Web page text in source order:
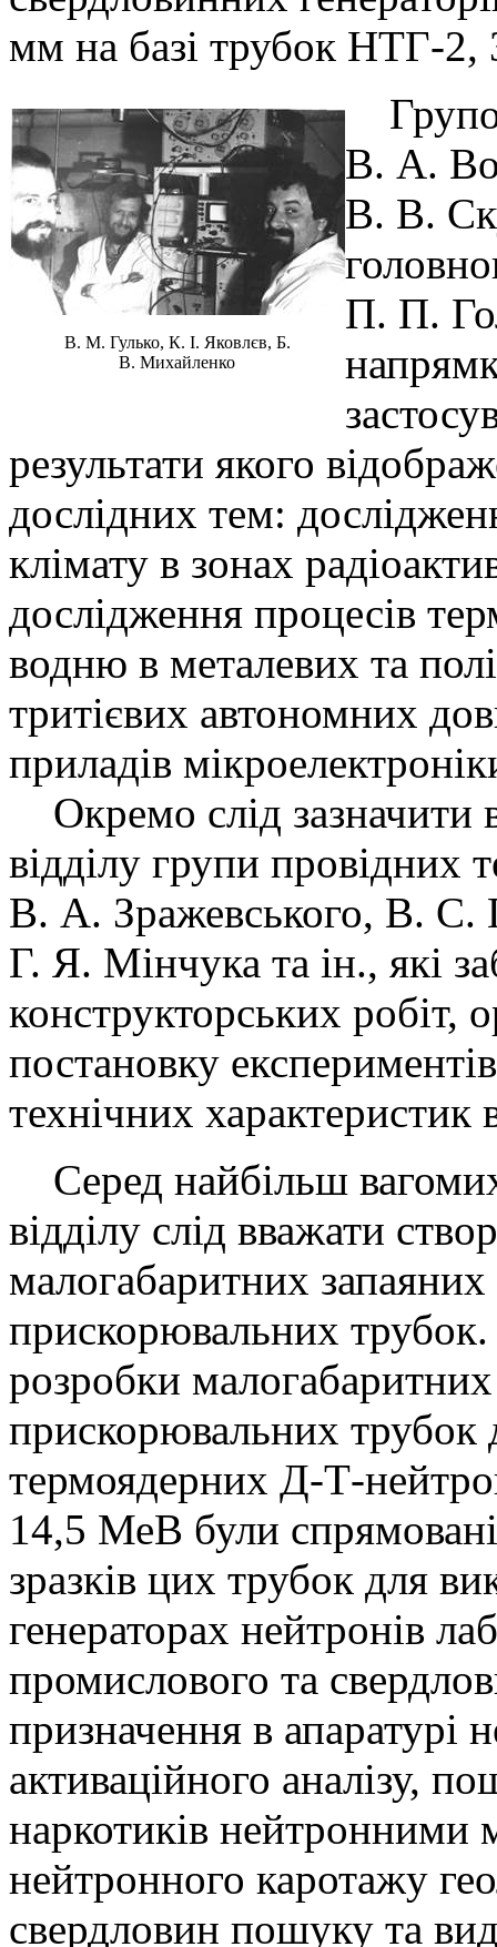
мм на базі трубок НТГ-2,
В. М. Гулько, К. І. Яковлєв, Б.
В. Михайленко
В. А.
В. В.
П. П.
результати якого
дослідних тем:
клімату в зонах
дослідження процесів
водню в металевих та
тритієвих автономних
приладів
Окремо слід зазначити
відділу групи провідних
В. А. Зражевського, В. С.
Г. Я. Мінчука та ін., які
конструкторських робіт,
постановку
технічних характеристик
Серед найбільш
відділу слід вважати
малогабаритних запаяних
прискорювальних
розробки
прискорювальних трубок
термоядерних Д-Т-
14,5 МеВ були
зразків цих трубок для
генераторах нейтронів
промислового та
призначення в апаратурі
активаційного аналізу,
наркотиків нейтронними
нейтронного каротажу
свердловин пошуку та